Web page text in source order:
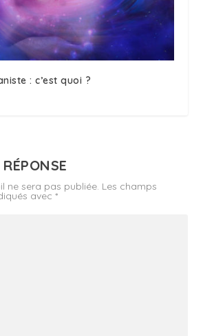
: c’est quoi ?
ne sera pas publiée. Les champs
avec*